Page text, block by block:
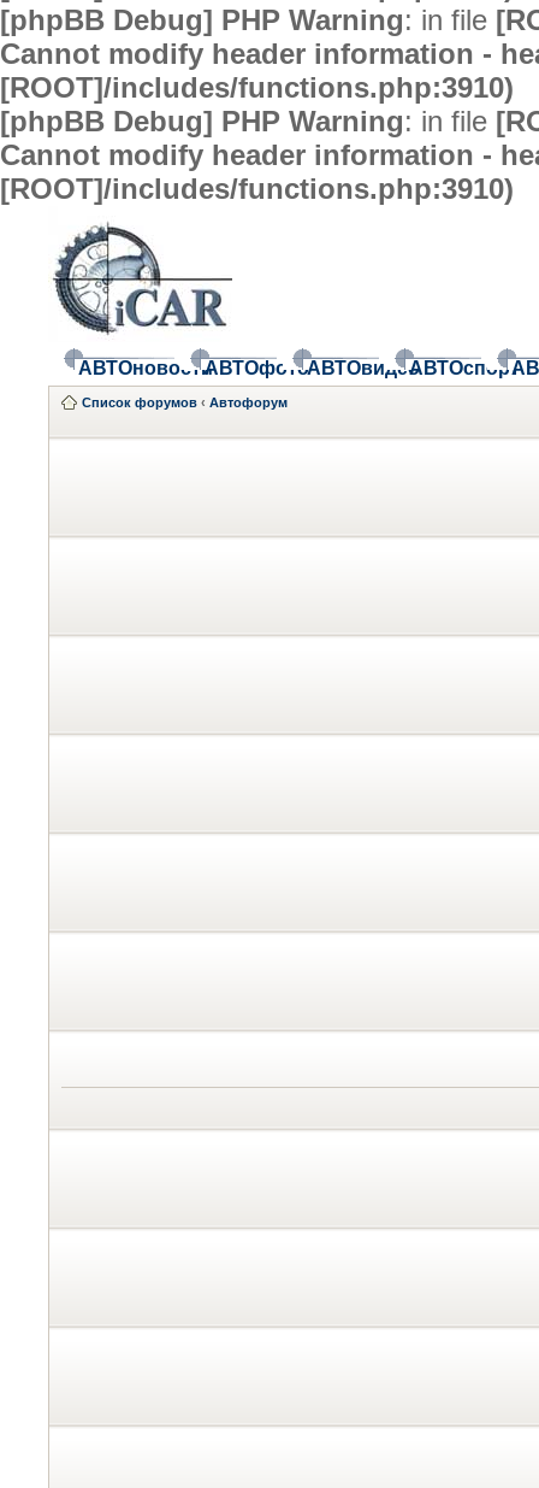
[phpBB Debug] PHP Warning: in file
Cannot modify header information -
[ROOT]/includes/functions.php:3910)
[phpBB Debug] PHP Warning: in file
Cannot modify header information -
[ROOT]/includes/functions.php:3910)
АВТОновостиАВТОфотоАВТОвидеоАВТОспорт
Список форумов ‹ Автофорум